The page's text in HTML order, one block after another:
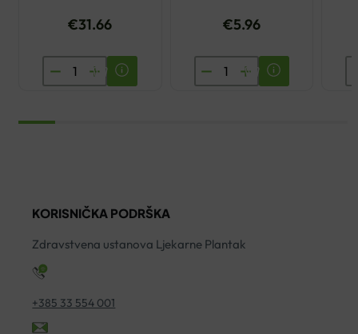
€31.66
EUCERIN
ULTRASENSITIVE
količina
€5.96
AVENE
TERMALNA
KORISNIČKA PODRŠKA
Zdravstvena ustanova Ljekarne Plantak
+385 33 554 001